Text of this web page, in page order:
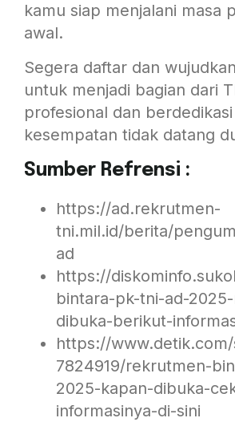
kamu siap menjalani masa
awal.
Segera daftar dan
untuk menjadi bagian dari
profesional dan
kesempatan tidak datang
Sumber Refrensi :
https://ad.rekrutmen-
tni.mil.id/berita/
ad
https://
bintara-pk-tni-ad-
dibuka-berikut-
https://
7824919/rekrutmen-
2025-kapan-dibuka-
informasinya-di-sini